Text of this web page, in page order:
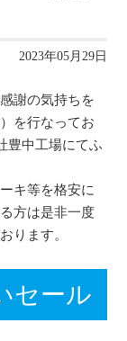
2023年05月29日
謝の気持ちを
を行なってお
豊中工場にてふ
キ等を格安に
方は是非一度
ります。
セール